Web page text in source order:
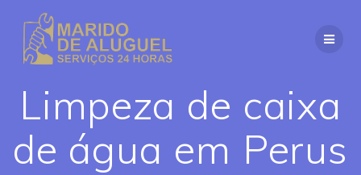
Limpeza de caixa
de água em Perus